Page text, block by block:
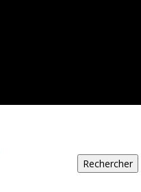
Rechercher